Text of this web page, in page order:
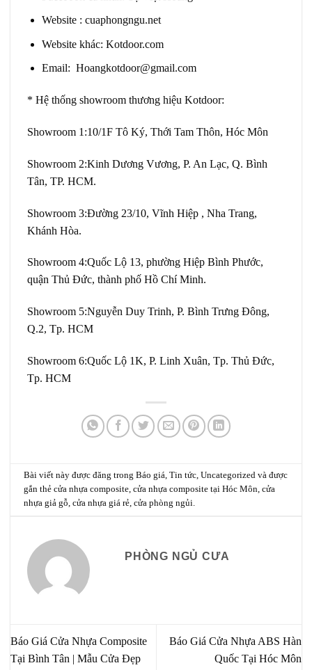
Website: cuaphongngu.net
Website khác: Kotdoor.com
Email: Hoangkotdoor@gmail.com
* Hệ thống showroom thương hiệu Kotdoor:
Showroom 1:10/1F Tô Ký, Thới Tam Thôn, Hóc Môn
Showroom 2:Kinh Dương Vương, P. An Lạc, Q. Bình
Tân, TP. HCM.
Showroom 3:Đường 23/10, Vĩnh Hiệp , Nha Trang,
Khánh Hòa.
Showroom 4:Quốc Lộ 13, phường Hiệp Bình Phước,
quận Thủ Đức, thành phố Hồ Chí Minh.
Showroom 5:Nguyễn Duy Trinh, P. Bình Trưng Đông,
Q.2, Tp. HCM
Showroom 6:Quốc Lộ 1K, P. Linh Xuân, Tp. Thủ Đức,
Tp. HCM
Bài viết này được đăng trongBáo giá,Tin tức,Uncategorized và được
gắn thẻcửa nhựa composite,cửa nhựa composite tại Hóc Môn,cửa
nhựa giả gỗ,cửa nhựa giá rẻ,cửa phòng ngủi.
PHÒNG NGỦ CƯA
Báo Giá Cửa Nhựa Composite
Tại Bình Tân | Mẫu Cửa Đẹp
Báo Giá Cửa Nhựa ABS Hàn
Quốc Tại Hóc Môn